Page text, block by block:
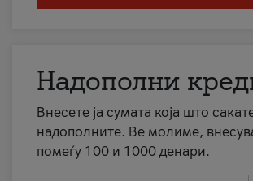
Надополни
Внесете ја сумата која што
надополните. Ве молиме,
помеѓу 100 и 1000 денари.